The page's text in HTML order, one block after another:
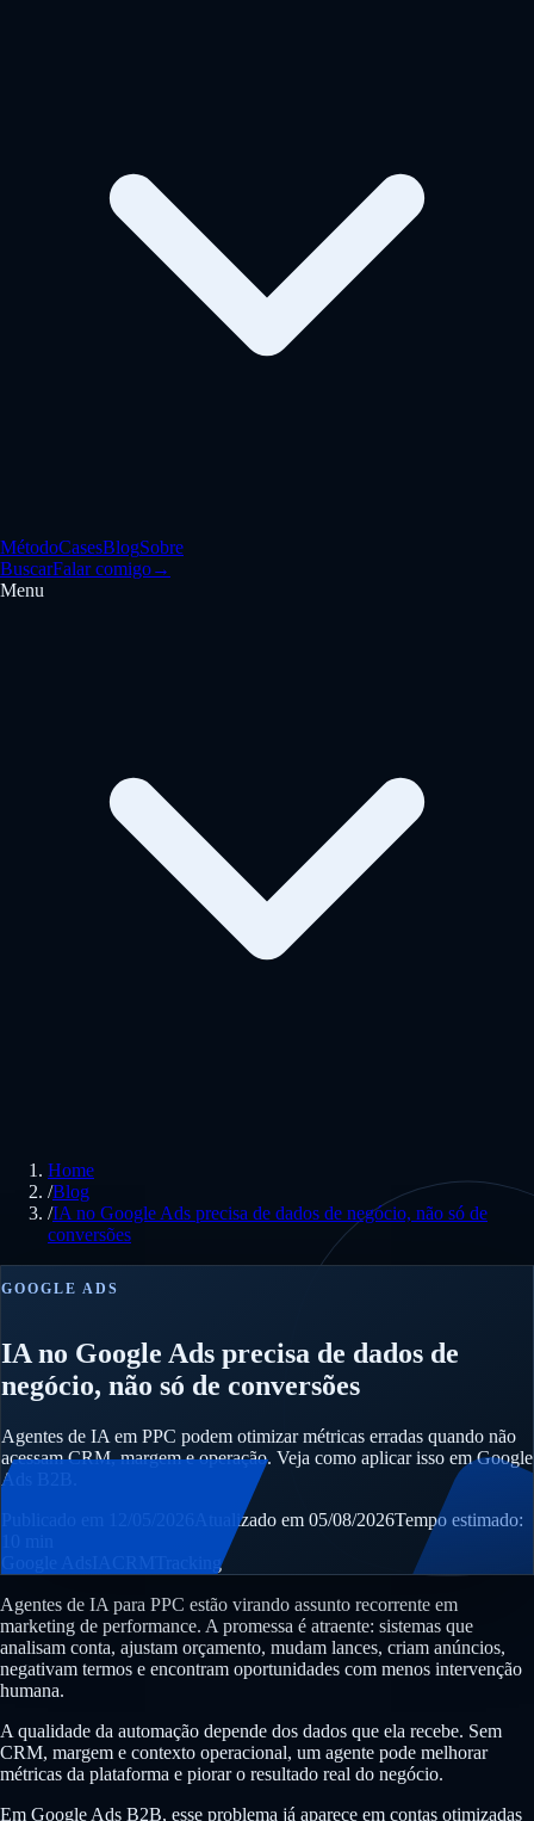
MétodoCasesBlogSobre
BuscarFalar comigo→
Menu
Home
/Blog
/IA no Google Ads precisa de dados de negócio, não só de
conversões
GOOGLE ADS
IA no Google Ads precisa de dados de
negócio, não só de conversões
Agentes de IA em PPC podem otimizar métricas erradas quando não
acessam CRM, margem e operação. Veja como aplicar isso em Google
Ads B2B.
Atualizado em 05/08/2026Tempo estimado:
Tracking
Agentes de IA para PPC estão virando assunto recorrente em
marketing de performance. A promessa é atraente: sistemas que
analisam conta, ajustam orçamento, mudam lances, criam anúncios,
negativam termos e encontram oportunidades com menos intervenção
humana.
A qualidade da automação depende dos dados que ela recebe. Sem
CRM, margem e contexto operacional, um agente pode melhorar
métricas da plataforma e piorar o resultado real do negócio.
Em Google Ads B2B, esse problema já aparece em contas otimizadas